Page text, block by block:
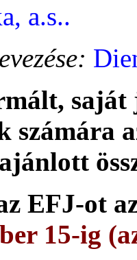
a.s..
saját
számára
EFJ-ot
15-ig